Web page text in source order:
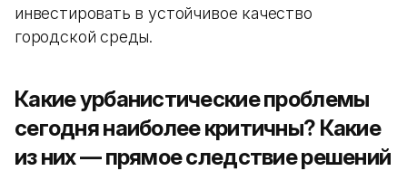
инвестировать в устойчивое качество
городской среды.
Какие урбанистические проблемы
сегодня наиболее критичны? Какие
из них — прямое следствие решений